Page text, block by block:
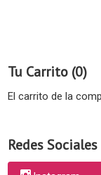
Tu Carrito (0)
El carrito de la
Redes Sociales